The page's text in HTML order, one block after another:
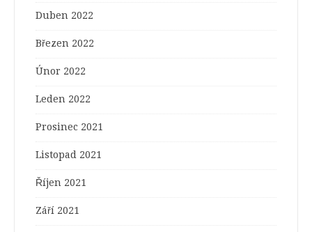
Duben 2022
Březen 2022
Únor 2022
Leden 2022
Prosinec 2021
Listopad 2021
Říjen 2021
Září 2021